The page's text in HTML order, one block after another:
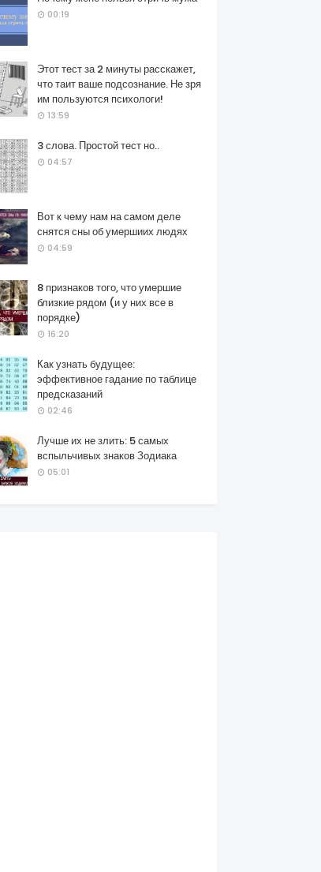
00:19
Этот тест за 2 минуты расскажет,
что таит ваше подсознание. Не зря
им пользуются психологи!
13:59
3 слова. Простой тест но..
04:57
Вот к чему нам на самом деле
снятся сны об умершиих людях
04:59
8 признаков того, что умершие
близкие рядом (и у них все в
порядке)
16:20
Как узнать будущее:
эффективное гадание по таблице
предсказаний
02:46
Лучше их не злить: 5 самых
вспыльчивых знаков Зодиака
05:01